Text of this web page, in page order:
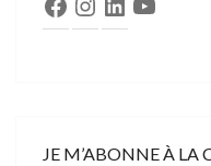
JE M’ABONNE À LA